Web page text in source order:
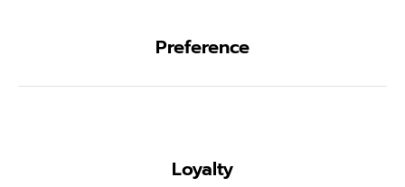
Preference
Loyalty